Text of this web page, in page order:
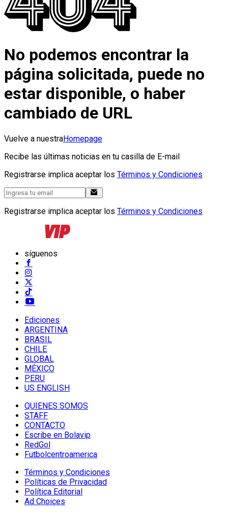
No podemos encontrar la
página solicitada, puede no
estar disponible, o haber
cambiado de URL
Vuelve a nuestraHomepage
Recibe las últimas noticias en tu casilla de E-mail
Registrarse implica aceptar los Términos y Condiciones
Registrarse implica aceptar los Términos y Condiciones
síguenos
Ediciones
ARGENTINA
BRASIL
CHILE
GLOBAL
MÉXICO
PERU
US ENGLISH
QUIENES SOMOS
STAFF
CONTACTO
Escribe en Bolavip
RedGol
Futbolcentroamerica
Términos y Condiciones
Políticas de Privacidad
Política Editorial
Ad Choices